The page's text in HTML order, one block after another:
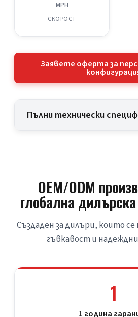
MPH
СКОРОСТ
Заявете оферта за
Пълни технически
OEM/ODM
глобална
Създаден за дилъри, които
гъвкавост и
1
1 година